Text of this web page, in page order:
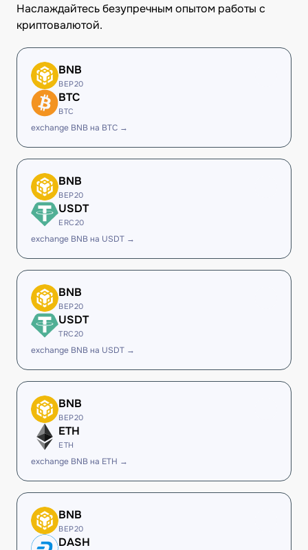
Наслаждайтесь безупречным опытом работы с
криптовалютой.
BNB
BEP20
BTC
BTC
exchange BNB на BTC →
BNB
BEP20
USDT
ERC20
exchange BNB на USDT →
BNB
BEP20
USDT
TRC20
exchange BNB на USDT →
BNB
BEP20
ETH
ETH
exchange BNB на ETH →
BNB
BEP20
DASH